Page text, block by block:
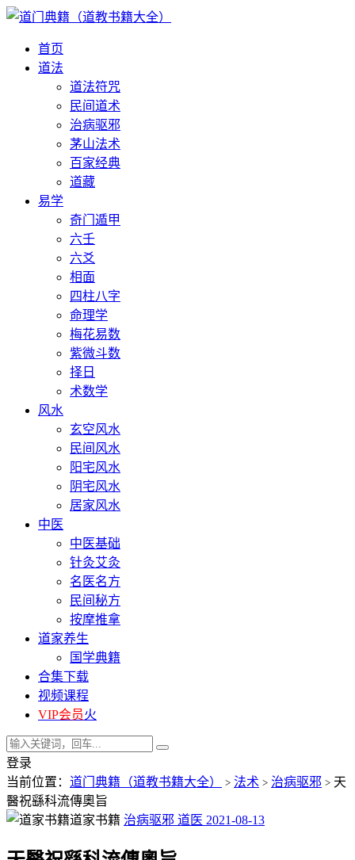
首页
道法
道法符咒
民间道术
治病驱邪
茅山法术
百家经典
道藏
易学
奇门遁甲
六壬
六爻
相面
四柱八字
命理学
梅花易数
紫微斗数
择日
术数学
风水
玄空风水
民间风水
阳宅风水
阴宅风水
居家风水
中医
中医基础
针灸艾灸
名医名方
民间秘方
按摩推拿
道家养生
国学典籍
合集下载
视频课程
VIP会员火
登录
当前位置： 道门典籍（道教书籍大全） > 法术 > 治病驱邪 > 天
醫祝繇科流傳奧旨
道家书籍 治病驱邪 道医 2021-08-13